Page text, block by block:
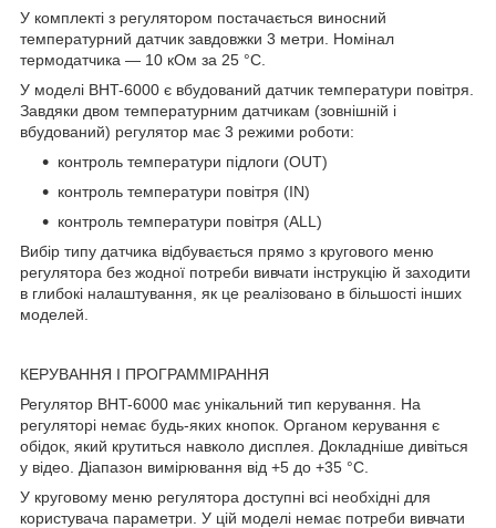
У комплекті з регулятором постачається виносний
температурний датчик завдовжки 3 метри. Номінал
термодатчика — 10 кОм за 25 °C.
У моделі BHT-6000 є вбудований датчик температури повітря.
Завдяки двом температурним датчикам (зовнішній і
вбудований) регулятор має 3 режими роботи:
контроль температури підлоги (OUT)
контроль температури повітря (IN)
контроль температури повітря (ALL)
Вибір типу датчика відбувається прямо з кругового меню
регулятора без жодної потреби вивчати інструкцію й заходити
в глибокі налаштування, як це реалізовано в більшості інших
моделей.
КЕРУВАННЯ І ПРОГРАММІРАННЯ
Регулятор BHT-6000 має унікальний тип керування. На
регуляторі немає будь-яких кнопок. Органом керування є
обідок, який крутиться навколо дисплея. Докладніше дивіться
у відео. Діапазон вимірювання від +5 до +35 °C.
У круговому меню регулятора доступні всі необхідні для
користувача параметри. У цій моделі немає потреби вивчати